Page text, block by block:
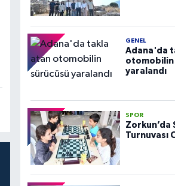
GENEL
Adana'da
otomobilin
yaralandı
SPOR
Zorkun’da
Turnuvası